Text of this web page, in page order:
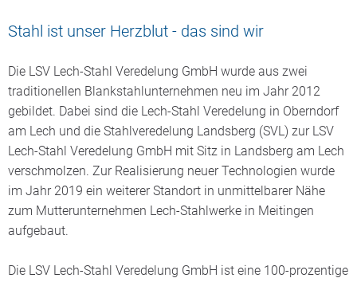
Stahl ist unser Herzblut - das sind wir
Die LSV Lech-Stahl Veredelung GmbH wurde aus zwei
traditionellen Blankstahlunternehmen neu im Jahr 2012
gebildet. Dabei sind die Lech-Stahl Veredelung in Oberndorf
am Lech und die Stahlveredelung Landsberg (SVL) zur LSV
Lech-Stahl Veredelung GmbH mit Sitz in Landsberg am Lech
verschmolzen. Zur Realisierung neuer Technologien wurde
im Jahr 2019 ein weiterer Standort in unmittelbarer Nähe
zum Mutterunternehmen Lech-Stahlwerke in Meitingen
aufgebaut.
Die LSV Lech-Stahl Veredelung GmbH ist eine 100-prozentige